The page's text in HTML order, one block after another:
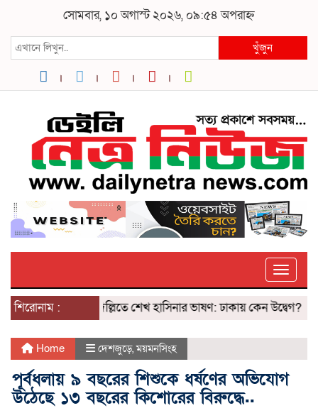
সোমবার, ১০ অগাস্ট ২০২৬, ০৯:৫৪ অপরাহ্ন
খুঁজুন
শিরোনাম : দিল্লিতে শেখ হাসিনার ভাষণ: ঢাকায় কেন উদ্বেগ? ৫
Home দেশজুড়ে,ময়মনসিংহ
পূর্বধলায় ৯ বছরের শিশুকে ধর্ষণের অভিযোগ
উঠেছে ১৩ বছরের কিশোরের বিরুদ্ধে..